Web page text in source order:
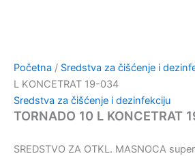
Početna / Sredstva za čišćenje i
L KONCETRAT 19-034
Sredstva za čišćenje i dezinfekciju
TORNADO 10 L KONCETRAT
SREDSTVO ZA OTKL. MASNOCA